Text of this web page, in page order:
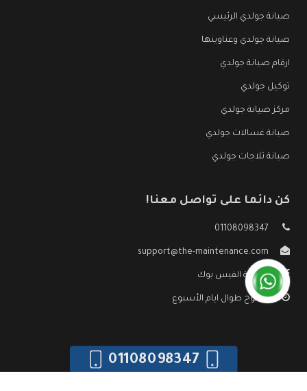
صيانة جولدي الرئيسي
صيانة جولدي وعناوينها
ارقام صيانة جولدي
توكيل جولدي
مركز صيانة جولدي
صيانة غسالات جولدي
صيانة ثلاجات جولدي
كن دائما على تواصل معنا!
01108098347
support@the-maintenance.com
صفحة الفيس بوك
مفتوح طوال ايام الأسبوع
01108098347